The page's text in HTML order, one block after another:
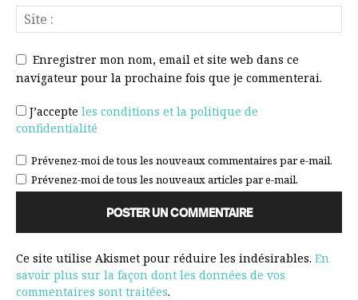
Enregistrer mon nom, email et site web dans ce
navigateur pour la prochaine fois que je commenterai.
J’accepte les conditions et la politique de
confidentialité
Prévenez-moi de tous les nouveaux commentaires par e-mail.
Prévenez-moi de tous les nouveaux articles par e-mail.
Ce site utilise Akismet pour réduire les indésirables. En
savoir plus sur la façon dont les données de vos
commentaires sont traitées.